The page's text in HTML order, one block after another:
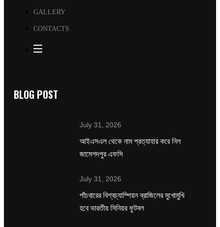
GALLERY
CONTACTS
BLOG POST
July 31, 2026
‌আইএসএল থেকে নাম প্রত্যাহার করে নিল
জামেশদপুর এফসি
July 31, 2026
পাঁচবারের বিশ্বচ্যাম্পিয়ন ব্রাজিলের মুখোমুখি
হবে ভারতীয় সিনিয়র ফুটবল